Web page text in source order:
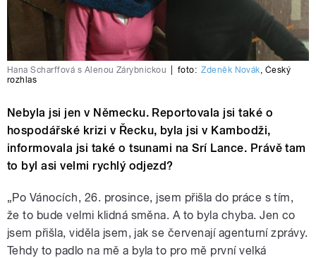
Hana Scharffová s Alenou Zárybnickou foto: Zdeněk Novák, Český
rozhlas
Nebyla jsi jen v Německu. Reportovala jsi také o
hospodářské krizi v Řecku, byla jsi v Kambodži,
informovala jsi také o tsunami na Srí Lance. Právě tam
to byl asi velmi rychlý odjezd?
„Po Vánocích, 26. prosince, jsem přišla do práce s tím,
že to bude velmi klidná směna. A to byla chyba. Jen co
jsem přišla, viděla jsem, jak se červenají agenturní zprávy.
Tehdy to padlo na mě a byla to pro mě první velká